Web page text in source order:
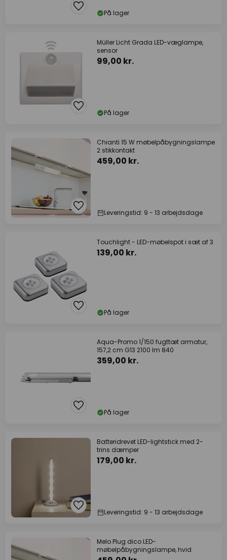
På lager
Müller Licht Grada LED-væglampe,
sensor
99,00 kr.
På lager
Chianti 15 W møbelpåbygningslampe
2 stikkontakt
459,00 kr.
Leveringstid: 9 - 13 arbejdsdage
Touchlight - LED-møbelspot i sæt af 3
139,00 kr.
På lager
Aqua-Promo 1/150 fugttæt armatur,
157,2 cm G13 2100 lm 840
359,00 kr.
På lager
Batteridrevet LED-lightstick med 2-
trins dæmper
179,00 kr.
Leveringstid: 9 - 13 arbejdsdage
Melo Plug dico LED-
møbelpåbygningslampe, hvid